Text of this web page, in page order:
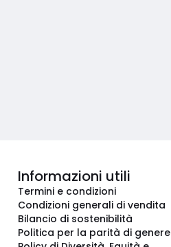
Informazioni utili
Termini e condizioni
Condizioni generali di vendita
Bilancio di sostenibilità
Politica per la parità di genere